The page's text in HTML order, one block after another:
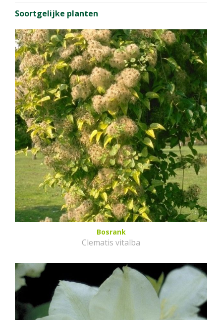
Soortgelijke planten
Bosrank
Clematis vitalba